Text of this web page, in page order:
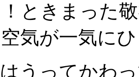
ときまった
気が一気に
うってかわ